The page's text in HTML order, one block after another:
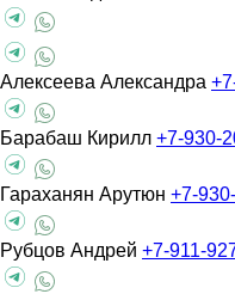
Алексеева Александра
Барабаш Кирилл +7-930-
Гараханян Арутюн +7-
Рубцов Андрей +7-911-